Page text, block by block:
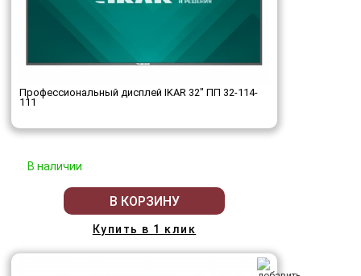
Профессиональный дисплей IKAR 32" ПП 32-114-
111
В наличии
В КОРЗИНУ
Купить в 1 клик